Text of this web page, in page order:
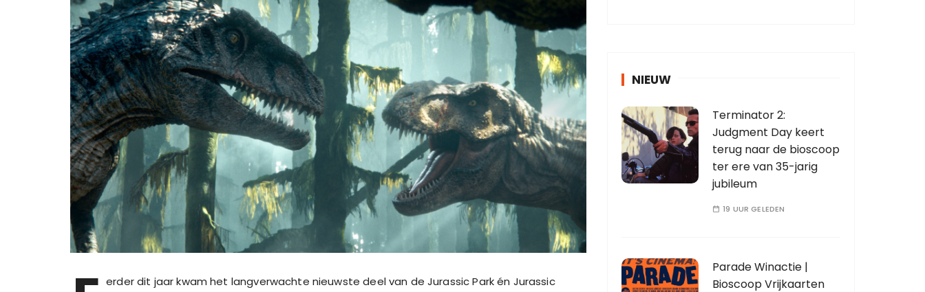
erder dit jaar kwam het langverwachte nieuwste deel van de Jurassic Park én Jurassic
NIEUW
Terminator 2:
Judgment Day keert
terug naar de bioscoop
ter ere van 35-jarig
jubileum
19 UUR GELEDEN
Parade Winactie |
Bioscoop Vrijkaarten